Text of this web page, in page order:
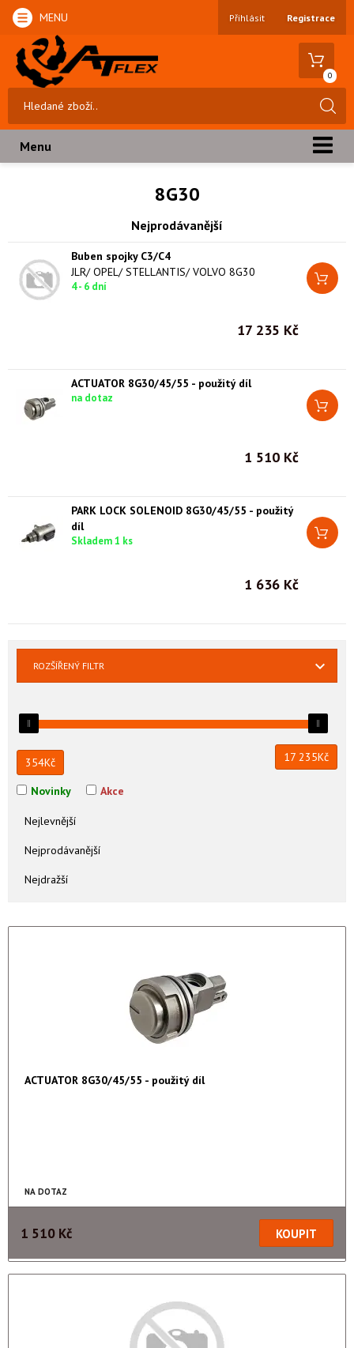
MENU Přihlásit Registrace
0
Menu
8G30
Nejprodávanější
Buben spojky C3/C4
JLR/ OPEL/ STELLANTIS/ VOLVO 8G30
4 - 6 dní
17 235 Kč
ACTUATOR 8G30/45/55 - použitý díl
na dotaz
1 510 Kč
PARK LOCK SOLENOID 8G30/45/55 - použitý
díl
Skladem 1 ks
1 636 Kč
ROZŠÍŘENÝ FILTR
354Kč 17 235Kč
Novinky Akce
Nejlevnější
Nejprodávanější
Nejdražší
ACTUATOR 8G30/45/55 - použitý díl
NA DOTAZ
1 510 Kč